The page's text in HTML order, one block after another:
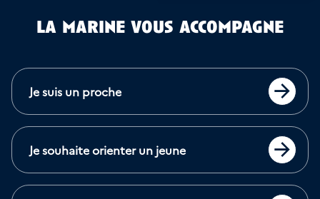
la marine vous accompagne
Je suis un proche
Je souhaite orienter un jeune